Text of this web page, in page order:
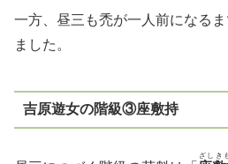
一方、昼三も禿が一人前になる
ました。
吉原遊女の階級③座敷持
ざしき